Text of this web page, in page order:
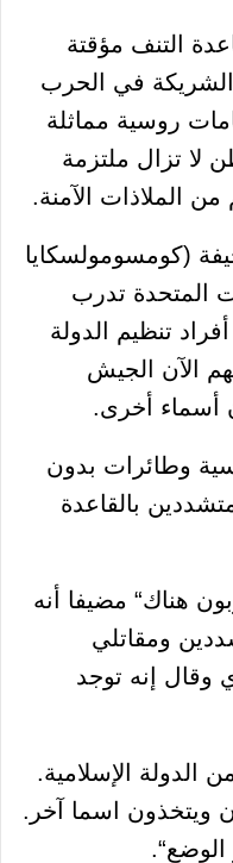
التنف مؤقتة
في الحرب
روسية مماثلة
لا تزال ملتزمة
الملاذات الآمنة.
(كومسومولسكايا
المتحدة تدرب
تنظيم الدولة
الآن الجيش
أسماء أخرى.
وطائرات بدون
بالقاعدة
هناك“ مضيفا أنه
ومقاتلي
وقال إنه توجد
الدولة الإسلامية.
ويتخذون اسما آخر.